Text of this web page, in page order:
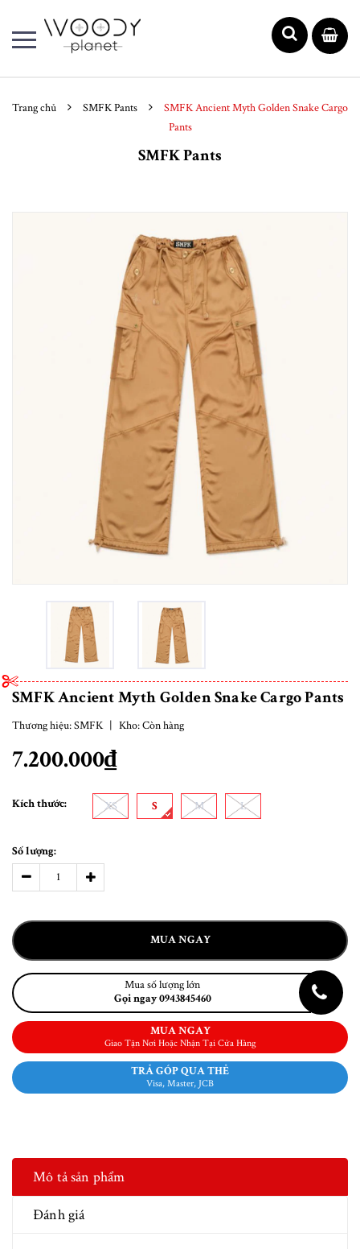
Trang chủ SMFK Pants
SMFK Ancient Myth Golden Snake Cargo
Pants
SMFK Pants
SMFK Ancient Myth Golden Snake Cargo Pants
Thương hiệu:SMFK | Kho:Còn hàng
7.200.000₫
Kích thước: XS S M L
Số lượng:
MUA NGAY
Mua số lượng lớn
Gọi ngay 0943845460
MUA NGAY
Giao Tận Nơi Hoặc Nhận Tại Cửa Hàng
TRẢ GÓP QUA THẺ
Visa, Master, JCB
Mô tả sản phẩm
Đánh giá